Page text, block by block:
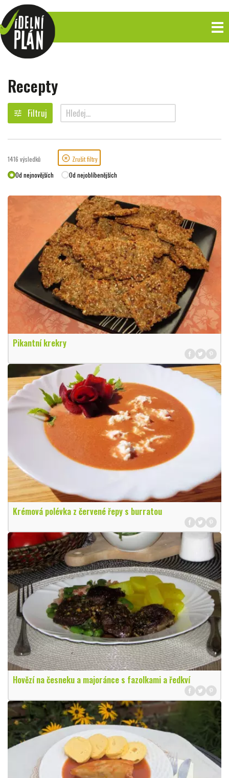
Recepty
tune Filtruj
1416 výsledků highlight_off Zrušit filtry
Od nejnovějších
Od nejoblíbenějších
Pikantní krekry
Krémová polévka z červené řepy s burratou
Hovězí na česneku a majoránce s fazolkami a ředkví